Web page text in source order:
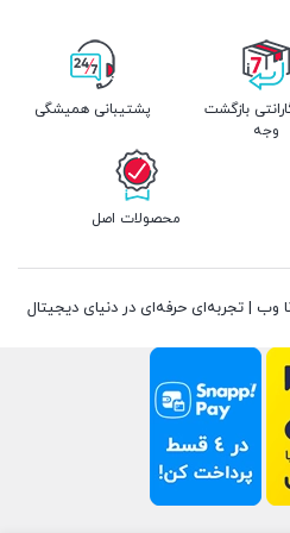
گارانتی بازگشت
وجه
پشتیبانی همیشگی
محصولات اصل
| تجربه‌ای حرفه‌ای در دنیای دیجیتال